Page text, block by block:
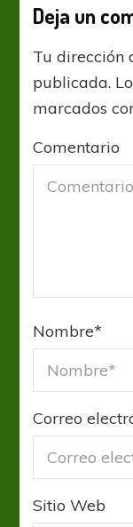
Deja un
Tu dirección
publicada.
marcados
Comentario
Nombre*
Correo
Sitio Web